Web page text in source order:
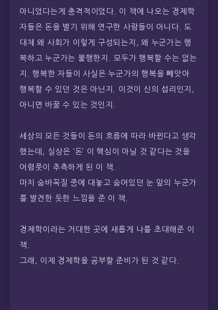
아니었다는게 충격적이었다. 이 책에 나오는 경제학
자들은 돈을 벌기 위해 연구한 사람들이 아니다. 도
대체 왜 사회가 이렇게 구성되는지, 왜 누군가는 행
복하고 누군가는 불행한지. 모두가 행복할 수는 없는
지. 행복한 자들이 사실은 누군가의 행복을 빼앗아
행복할 수 있던 것은 아닌지. 이것이 신의 섭리인지,
아니면 바꿀 수 있는 것인지.
세상의 모든 것들이 돈의 흐름에 따라 바뀐다고 생각
했는데, 실상은 ‘돈’ 이 핵심이 아닐 것 같다는 것을
어렴풋이 추측하게 된 이 책.
마치 숨바꼭질 중에 대놓고 숨어있던 눈 앞의 누군가
를 발견한 듯한 느낌을 준 이 책.
경제학이라는 거대한 곳에 새롭게 나를 초대해준 이
책.
그래, 이제 경제학을 공부할 준비가 된 것 같다.